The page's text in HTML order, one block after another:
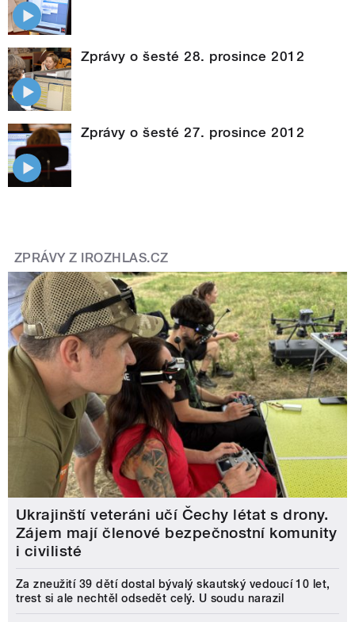
Zprávy o šesté 28. prosince 2012
Zprávy o šesté 27. prosince 2012
ZPRÁVY Z IROZHLAS.CZ
Ukrajinští veteráni učí Čechy létat s drony.
Zájem mají členové bezpečnostní komunity
i civilisté
Za zneužití 39 dětí dostal bývalý skautský vedoucí 10 let,
trest si ale nechtěl odsedět celý. U soudu narazil